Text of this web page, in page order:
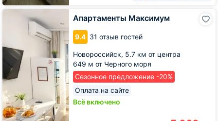
Апартаменты Максимум
9.4 31 отзыв гостей
Новороссийск, 5.7 км от центра
649 м от Черного моря
Сезонное предложение -20%
Оплата на сайте
Всё включено
Апартаменты
Максимум